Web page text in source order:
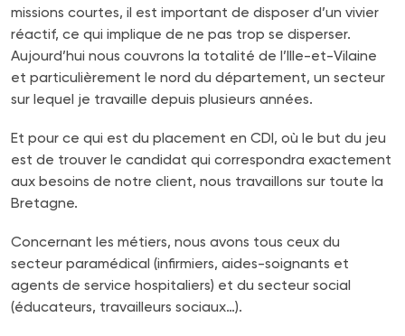
missions courtes, il est important de disposer d’un vivier
réactif, ce qui implique de ne pas trop se disperser.
Aujourd’hui nous couvrons la totalité de l’Ille-et-Vilaine
et particulièrement le nord du département, un secteur
sur lequel je travaille depuis plusieurs années.
Et pour ce qui est du placement en CDI, où le but du jeu
est de trouver le candidat qui correspondra exactement
aux besoins de notre client, nous travaillons sur toute la
Bretagne.
Concernant les métiers, nous avons tous ceux du
secteur paramédical (infirmiers, aides-soignants et
agents de service hospitaliers) et du secteur social
(éducateurs, travailleurs sociaux…).